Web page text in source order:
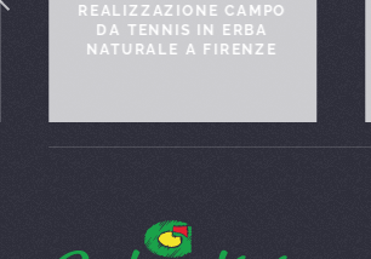
REALIZZAZIONE CAMPO
DA TENNIS IN ERBA
NATURALE A FIRENZE